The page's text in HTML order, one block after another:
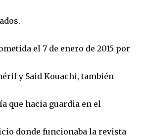
el 7 de enero de 2015 por
y Said Kouachi, también
que hacia guardia en el
donde funcionaba la revista